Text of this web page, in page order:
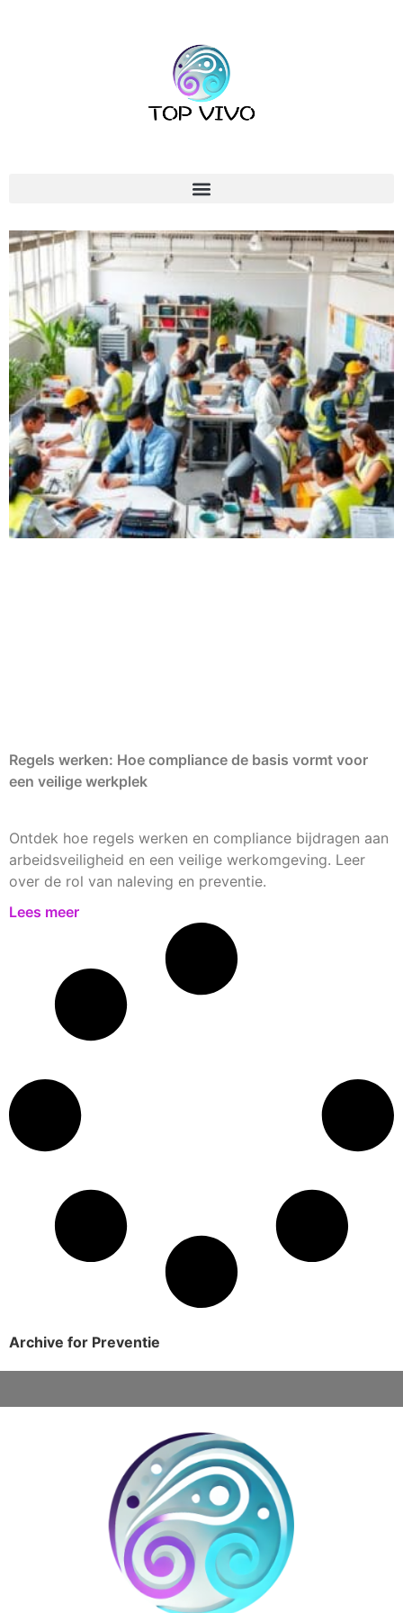
Regels werken: Hoe compliance de basis vormt voor
een veilige werkplek
Ontdek hoe regels werken en compliance bijdragen aan
arbeidsveiligheid en een veilige werkomgeving. Leer
over de rol van naleving en preventie.
Lees meer
Archive for Preventie